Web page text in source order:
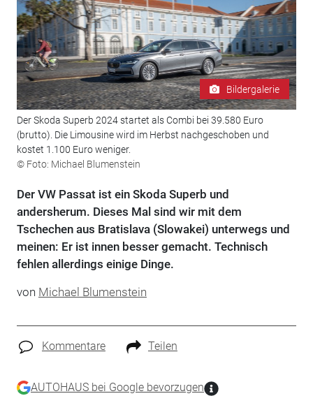
Bildergalerie
Der Skoda Superb 2024 startet als Combi bei 39.580 Euro
(brutto). Die Limousine wird im Herbst nachgeschoben und
kostet 1.100 Euro weniger.
© Foto: Michael Blumenstein
Der VW Passat ist ein Skoda Superb und
andersherum. Dieses Mal sind wir mit dem
Tschechen aus Bratislava (Slowakei) unterwegs und
meinen: Er ist innen besser gemacht. Technisch
fehlen allerdings einige Dinge.
von Michael Blumenstein
Kommentare Teilen
AUTOHAUS bei Google bevorzugen